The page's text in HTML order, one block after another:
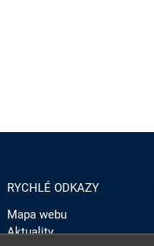
RYCHLÉ ODKAZY
Mapa webu
Aktuality